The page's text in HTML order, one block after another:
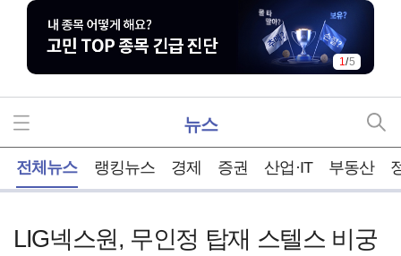
2/5
뉴스
전체뉴스 랭킹뉴스 경제 증권 산업·IT 부동산
LIG넥스원, 무인정 탑재 스텔스 비궁